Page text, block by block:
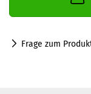
Frage zum